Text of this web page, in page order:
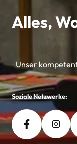
Alles,
Unser
Soziale Netzwerke: